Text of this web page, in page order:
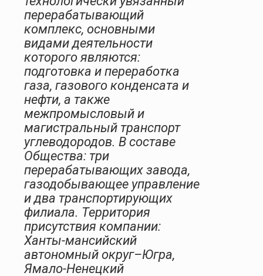
перерабатывающий
комплекс, основными
видами деятельности
которого являются:
подготовка и переработка
газа, газового конденсата и
нефти, а также
межпромысловый и
магистральный транспорт
углеводородов. В составе
Общества: три
перерабатывающих завода,
газодобывающее управление
и два транспортирующих
филиала. Территория
присутствия компании:
Ханты-мансийский
автономный округ–Югра,
Ямало-Ненецкий